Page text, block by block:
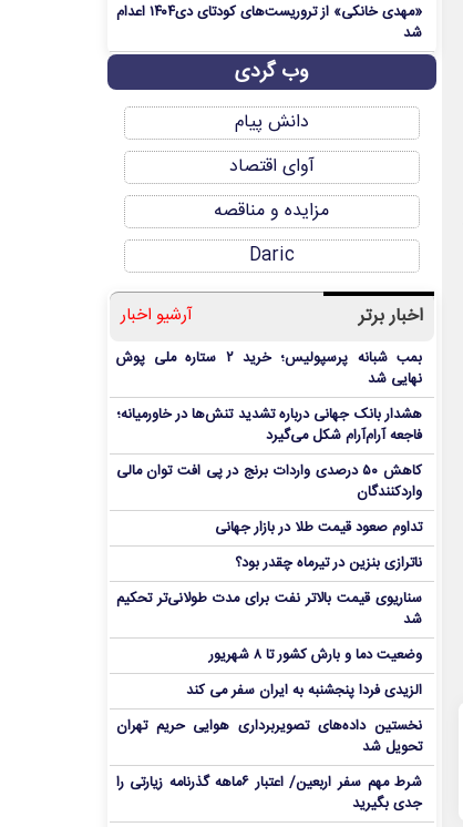
«مهدی خانکی» از تروریست‌های کودتای دی۱۴۰۴ اعدام
شد
وب گردی
دانش پیام
آوای اقتصاد
مزایده و مناقصه
Daric
اخبار برتر آرشیو اخبار
بمب شبانه پرسپولیس؛ خرید ۲ ستاره ملی پوش
نهایی شد
هشدار بانک جهانی درباره تشدید تنش‌ها در خاورمیانه؛
فاجعه آرام‌آرام شکل می‌گیرد
کاهش ۵۰ درصدی واردات برنج در پی افت توان مالی
واردکنندگان
تداوم صعود قیمت طلا در بازار جهانی
ناترازی بنزین در تیرماه چقدر بود؟
سناریوی قیمت بالاتر نفت برای مدت طولانی‌تر تحکیم
شد
وضعیت دما و بارش کشور تا ۸ شهریور
الزیدی فردا پنجشنبه به ایران سفر می کند
نخستین داده‌های تصویربرداری هوایی حریم تهران
تحویل شد
شرط مهم سفر اربعین/ اعتبار ۶ماهه گذرنامه زیارتی را
جدی بگیرید